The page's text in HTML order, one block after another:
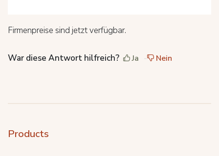
Firmenpreise sind jetzt verfügbar.
War diese Antwort hilfreich? Ja Nein
Products